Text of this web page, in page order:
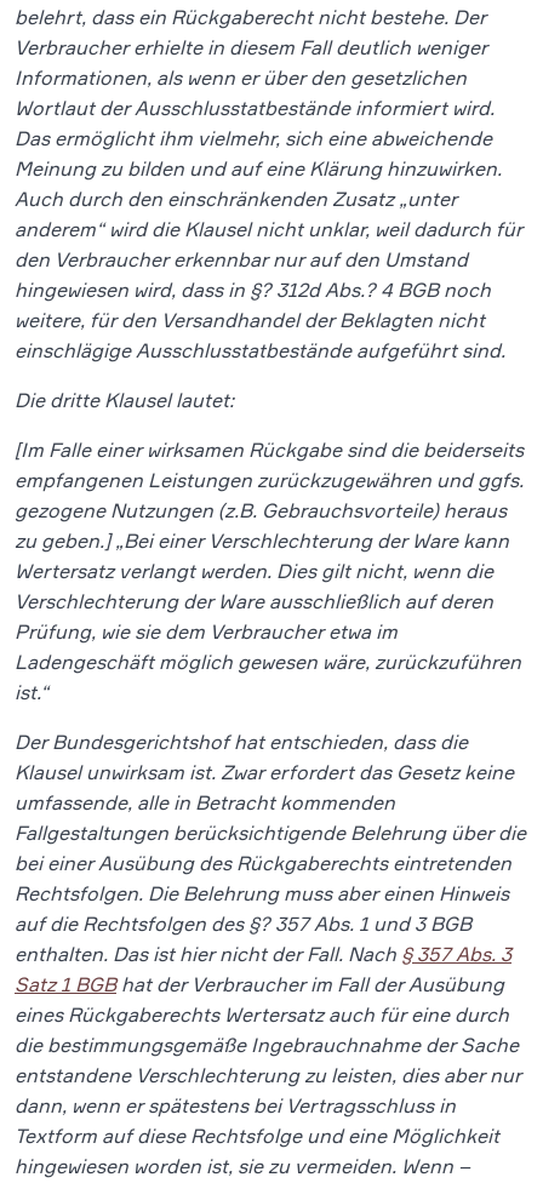
belehrt, dass ein Rückgaberecht nicht bestehe. Der
Verbraucher erhielte in diesem Fall deutlich weniger
Informationen, als wenn er über den gesetzlichen
Wortlaut der Ausschlusstatbestände informiert wird.
Das ermöglicht ihm vielmehr, sich eine abweichende
Meinung zu bilden und auf eine Klärung hinzuwirken.
Auch durch den einschränkenden Zusatz „unter
anderem“ wird die Klausel nicht unklar, weil dadurch für
den Verbraucher erkennbar nur auf den Umstand
hingewiesen wird, dass in §? 312d Abs.? 4 BGB noch
weitere, für den Versandhandel der Beklagten nicht
einschlägige Ausschlusstatbestände aufgeführt sind.
Die dritte Klausel lautet:
[Im Falle einer wirksamen Rückgabe sind die beiderseits
empfangenen Leistungen zurückzugewähren und ggfs.
gezogene Nutzungen (z.B. Gebrauchsvorteile) heraus
zu geben.] „Bei einer Verschlechterung der Ware kann
Wertersatz verlangt werden. Dies gilt nicht, wenn die
Verschlechterung der Ware ausschließlich auf deren
Prüfung, wie sie dem Verbraucher etwa im
Ladengeschäft möglich gewesen wäre, zurückzuführen
ist.“
Der Bundesgerichtshof hat entschieden, dass die
Klausel unwirksam ist. Zwar erfordert das Gesetz keine
umfassende, alle in Betracht kommenden
Fallgestaltungen berücksichtigende Belehrung über die
bei einer Ausübung des Rückgaberechts eintretenden
Rechtsfolgen. Die Belehrung muss aber einen Hinweis
auf die Rechtsfolgen des §? 357 Abs. 1 und 3 BGB
enthalten. Das ist hier nicht der Fall. Nach § 357 Abs. 3
Satz 1 BGBhat der Verbraucher im Fall der Ausübung
eines Rückgaberechts Wertersatz auch für eine durch
die bestimmungsgemäße Ingebrauchnahme der Sache
entstandene Verschlechterung zu leisten, dies aber nur
dann, wenn er spätestens bei Vertragsschluss in
Textform auf diese Rechtsfolge und eine Möglichkeit
hingewiesen worden ist, sie zu vermeiden. Wenn –